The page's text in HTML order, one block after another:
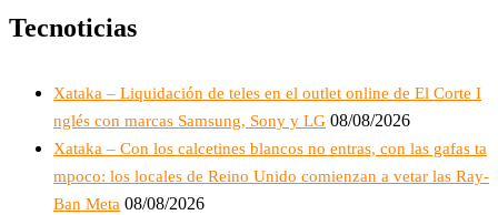
Tecnoticias
Xataka – Liquidación de teles en el outlet online de El Corte I
nglés con marcas Samsung, Sony y LG 08/08/2026
Xataka – Con los calcetines blancos no entras, con las gafas ta
mpoco: los locales de Reino Unido comienzan a vetar las Ray-
Ban Meta 08/08/2026